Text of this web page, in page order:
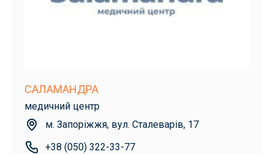
САЛАМАНДРА
медичний центр
м. Запоріжжя, вул. Сталеварів, 17
+38 (050) 322-33-77